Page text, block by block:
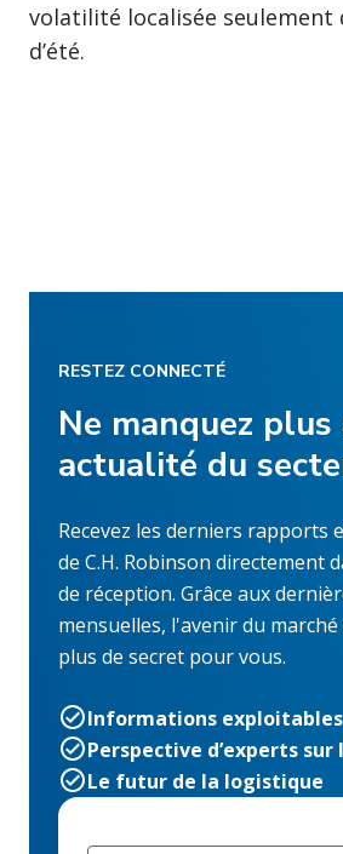
volatilité localisée seulement
d’été.
RESTEZ CONNECTÉ
Ne manquez plus
actualité du
Recevez les derniers rapports
de C.H. Robinson directement
de réception. Grâce aux
mensuelles, l'avenir du
plus de secret pour vous.
Informations
Perspective d’experts sur
Le futur de la logistique